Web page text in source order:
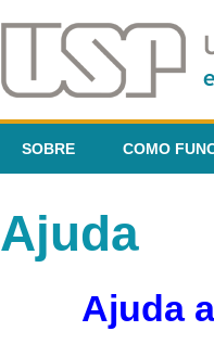
SOBRE COMO
Ajuda
Ajuda